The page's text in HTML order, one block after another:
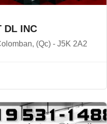
DL INC
(Qc) - J5K 2A2